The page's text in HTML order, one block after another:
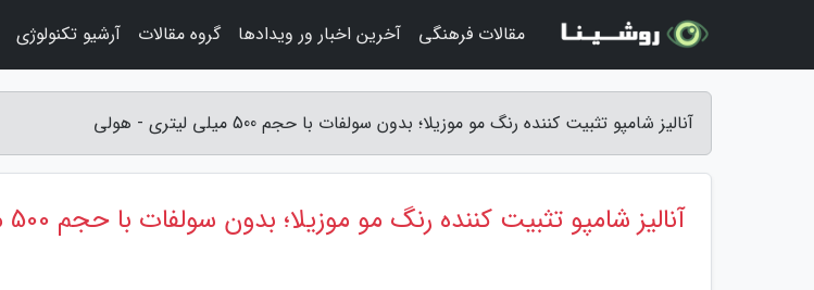
آنالیز شامپو تثبیت کننده رنگ مو موزیلا؛ بدون سولفات با حجم 500 میلی لیتری - هولی
آنالیز شامپو تثبیت کننده رنگ مو موزیلا؛ بدون سولفات با حجم 500 میلی لیتری
مقالات فرهنگی آخرین اخبار ور ویدادها گروه مقالات آرشیو تکنولوژی